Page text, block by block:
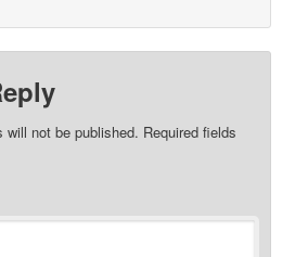
will not be published. Required fields